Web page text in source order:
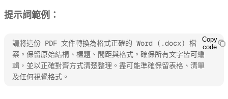
提示詞範例：
請將這份 PDF 文件轉換為格式正確的 Word (.docx) 檔
案。保留原始結構、標題、間距與格式。確保所有文字皆可編
輯，並以正確對齊方式清楚整理。盡可能準確保留表格、清單
及任何視覺格式。
Copy
code